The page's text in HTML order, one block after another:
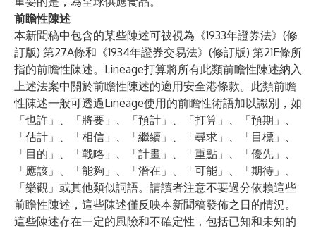
前瞻性陳述
本新聞稿中包含的某些陳述可被視為《1933年證券法》(修
訂版) 第27A條和《1934年證券交易法》(修訂版) 第21E條所
指的前瞻性陳述。Lineage打算將所有此類前瞻性陳述納入
上述法案中關於前瞻性陳述的適用安全港條款。此類前瞻
性陳述一般可透過Lineage使用的前瞻性術語加以識別，如
「也許」、「將要」、「預計」、「打算」、「預期」、
「估計」、「相信」、「繼續」、「尋求」、「目標」、
「目的」、「戰略」、「計畫」、「重點」、「優先」、
「應該」、「能夠」、「潛在」、「可能」、「期待」、
「樂觀」或其他類似詞語。請讀者注意不要過分依賴這些
前瞻性陳述，這些陳述僅反映本新聞稿發佈之日的情況。
這些陳述存在一定的風險和不確定性，包括已知和未知的